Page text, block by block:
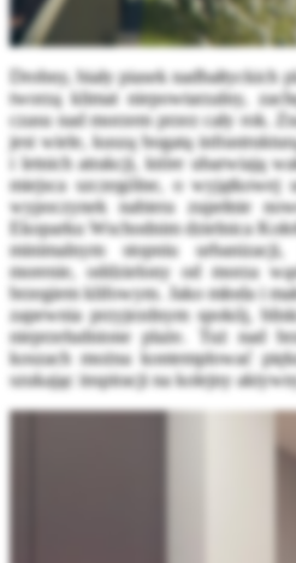
Drobny, biały piasek
tworzą klimat niepowtarzalny,
czasu nad morzem przez cały rok.
jest wiele, kuszą bogatą
i letnich atrakcji, które ubarwiają
miejsca szczególne, o
wypoczynek nabiera zupełnie
Ekoparku Wschodnim dzielnica
minimalnym stopniu
morenie, oddzielony od morza
brzegiem klifowym. Jako młoda i
zapewnia przyjezdnym spokój,
nieprzeludnione plaże. Tuż nad
koszach można kontemplować
szukając inspiracji na kolejny